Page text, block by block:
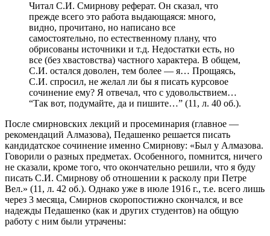
Читал С.И. Смирнову реферат. Он сказал, что
прежде всего это работа выдающаяся: много,
видно, прочитано, но написано все
самостоятельно, по естественному плану, что
обрисованы источники и т.д. Недостатки есть, но
все (без хвастовства) частного характера. В общем,
С.И. остался доволен, тем более — я… Прощаясь,
С.И. спросил, не желал ли бы я писать курсовое
сочинение ему? Я отвечал, что с удовольствием…
“Так вот, подумайте, да и пишите…” (11, л. 40 об.).
После смирновских лекций и просеминария (главное —
рекомендаций Алмазова), Педашенко решается писать
кандидатское сочинение именно Смирнову: «Был у Алмазова.
Говорили о разных предметах. Особенного, помнится, ничего
не сказали, кроме того, что окончательно решили, что я буду
писать С.И. Смирнову об отношении к расколу при Петре
Вел.» (11, л. 42 об.). Однако уже в июле 1916 г., т.е. всего лишь
через 3 месяца, Смирнов скоропостижно скончался, и все
надежды Педашенко (как и других студентов) на общую
работу с ним были утрачены: